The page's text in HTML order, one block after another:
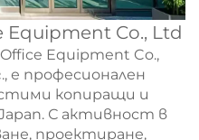
Equipment Co., Ltd
Equipment Co.,
е професионален
копиращи и
С активност в
проектиране,